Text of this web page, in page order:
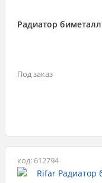
Радиатор
Под заказ
код: 612794